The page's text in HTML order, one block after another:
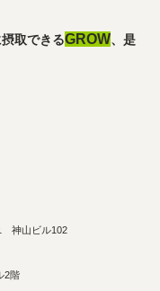
取できるGROW、是
神山ビル102
2階